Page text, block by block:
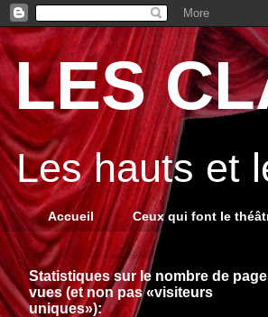
LES
Les hauts et
Accueil Ceux qui font le
Statistiques sur le nombre de
vues (et non pas «visiteurs
uniques»):